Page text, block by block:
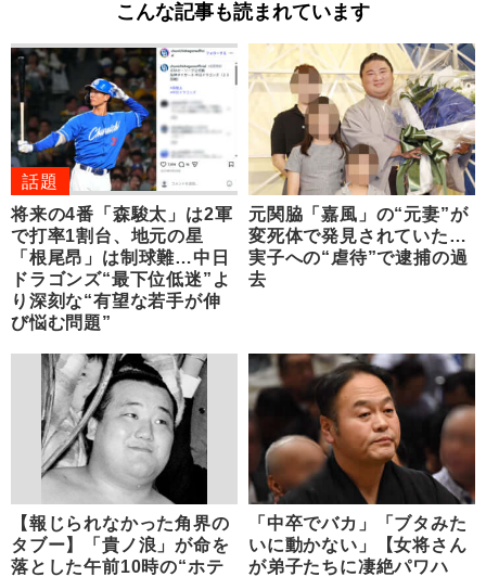
こんな記事も読まれています
話題
将来の4番「森駿太」は2軍
で打率1割台、地元の星
「根尾昂」は制球難…中日
ドラゴンズ“最下位低迷”よ
り深刻な“有望な若手が伸
び悩む問題”
元関脇「嘉風」の“元妻”が
変死体で発見されていた…
実子への“虐待”で逮捕の過
去
【報じられなかった角界の
タブー】「貴ノ浪」が命を
落とした午前10時の“ホテ
「中卒でバカ」「ブタみた
いに動かない」【女将さん
が弟子たちに凄絶パワハ